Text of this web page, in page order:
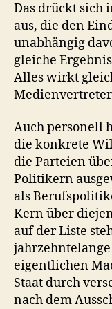
Das drückt sich
aus, die den
unabhängig
gleiche
Alles wirkt
Auch personell
die konkrete
die Parteien
Politikern
als
Kern über
auf der Liste
eigentlichen
Staat durch
nach dem